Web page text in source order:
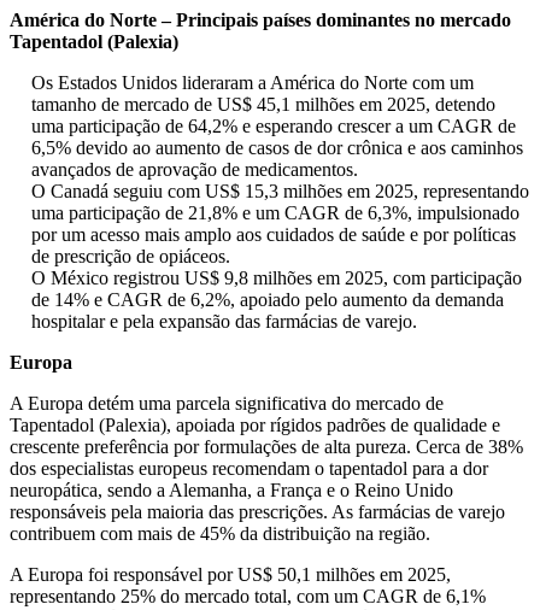
América do Norte – Principais países dominantes no mercado
Tapentadol (Palexia)
Os Estados Unidos lideraram a América do Norte com um
tamanho de mercado de US$ 45,1 milhões em 2025, detendo
uma participação de 64,2% e esperando crescer a um CAGR de
6,5% devido ao aumento de casos de dor crônica e aos caminhos
avançados de aprovação de medicamentos.
O Canadá seguiu com US$ 15,3 milhões em 2025, representando
uma participação de 21,8% e um CAGR de 6,3%, impulsionado
por um acesso mais amplo aos cuidados de saúde e por políticas
de prescrição de opiáceos.
O México registrou US$ 9,8 milhões em 2025, com participação
de 14% e CAGR de 6,2%, apoiado pelo aumento da demanda
hospitalar e pela expansão das farmácias de varejo.
Europa
A Europa detém uma parcela significativa do mercado de
Tapentadol (Palexia), apoiada por rígidos padrões de qualidade e
crescente preferência por formulações de alta pureza. Cerca de 38%
dos especialistas europeus recomendam o tapentadol para a dor
neuropática, sendo a Alemanha, a França e o Reino Unido
responsáveis ​​pela maioria das prescrições. As farmácias de varejo
contribuem com mais de 45% da distribuição na região.
A Europa foi responsável por US$ 50,1 milhões em 2025,
representando 25% do mercado total, com um CAGR de 6,1%